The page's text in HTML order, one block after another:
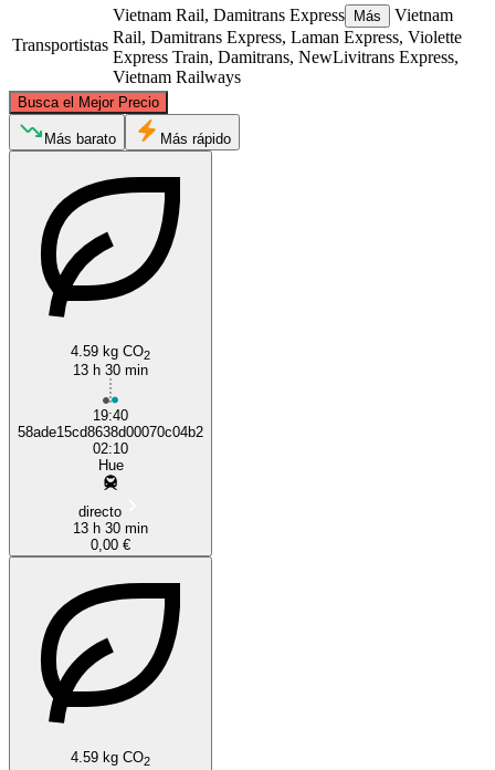
Transportistas
Vietnam Rail, Damitrans Express Más
Vietnam
Rail, Damitrans Express, Laman Express, Violette
Express Train, Damitrans, NewLivitrans Express,
Vietnam Railways
Busca el Mejor Precio
Hanoi
Más barato Más rápido
4.59 kg CO2
13 h 30 min
19:40
58ade15cd8638d00070c04b2
02:10
Hue
directo
13 h 30 min
0,00 €
4.59 kg CO2